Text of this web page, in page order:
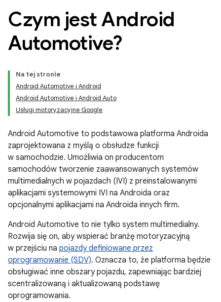
Czym jest Android
Automotive?
Na tej stronie
Android Automotive i Android
Android Automotive i Android Auto
Usługi motoryzacyjne Google
Android Automotive to podstawowa platforma Androida
zaprojektowana z myślą o obsłudze funkcji
w samochodzie. Umożliwia on producentom
samochodów tworzenie zaawansowanych systemów
multimedialnych w pojazdach (IVI) z preinstalowanymi
aplikacjami systemowymi IVI na Androida oraz
opcjonalnymi aplikacjami na Androida innych firm.
Android Automotive to nie tylko system multimedialny.
Rozwija się on, aby wspierać branżę motoryzacyjną
w przejściu na pojazdy definiowane przez
oprogramowanie (SDV). Oznacza to, że platforma będzie
obsługiwać inne obszary pojazdu, zapewniając bardziej
scentralizowaną i aktualizowaną podstawę
oprogramowania.